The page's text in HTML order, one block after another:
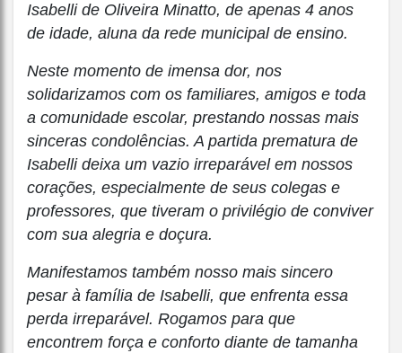
Isabelli de Oliveira Minatto, de apenas 4 anos
de idade, aluna da rede municipal de ensino.
Neste momento de imensa dor, nos
solidarizamos com os familiares, amigos e toda
a comunidade escolar, prestando nossas mais
sinceras condolências. A partida prematura de
Isabelli deixa um vazio irreparável em nossos
corações, especialmente de seus colegas e
professores, que tiveram o privilégio de conviver
com sua alegria e doçura.
Manifestamos também nosso mais sincero
pesar à família de Isabelli, que enfrenta essa
perda irreparável. Rogamos para que
encontrem força e conforto diante de tamanha